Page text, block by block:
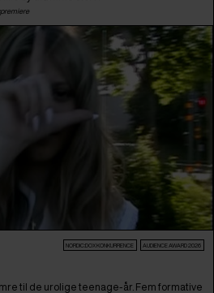
NORDIC:DOX KONKURRENCE AUDIENCE AWARD 2026
til de urolige teenage-år. Fem formative